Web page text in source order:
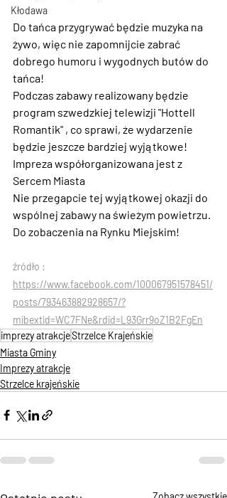
Kłodawa
Do tańca przygrywać będzie muzyka na
żywo, więc nie zapomnijcie zabrać
dobrego humoru i wygodnych butów do
tańca!
Podczas zabawy realizowany będzie
program szwedzkiej telewizji "Hottell
Romantik" , co sprawi, że wydarzenie
będzie jeszcze bardziej wyjątkowe!
Impreza współorganizowana jest z
Sercem Miasta
Nie przegapcie tej wyjątkowej okazji do
wspólnej zabawy na świeżym powietrzu.
Do zobaczenia na Rynku Miejskim!
źródło :
https://www.facebook.com/100067951578451/
posts/793463882928657/?
mibextid=WC7FNe&rdid=L93Grr9oZ1B2FgEn
imprezy atrakcjeStrzelce Krajeńskie
Miasta Gminy
Imprezy atrakcje
Strzelce krajeńskie